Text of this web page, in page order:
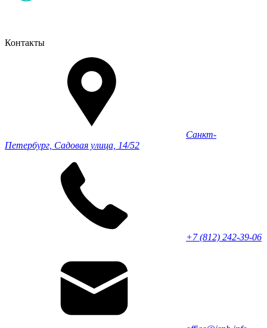
Контакты
Санкт-
Петербург, Садовая улица, 14/52
+7 (812) 242-39-06